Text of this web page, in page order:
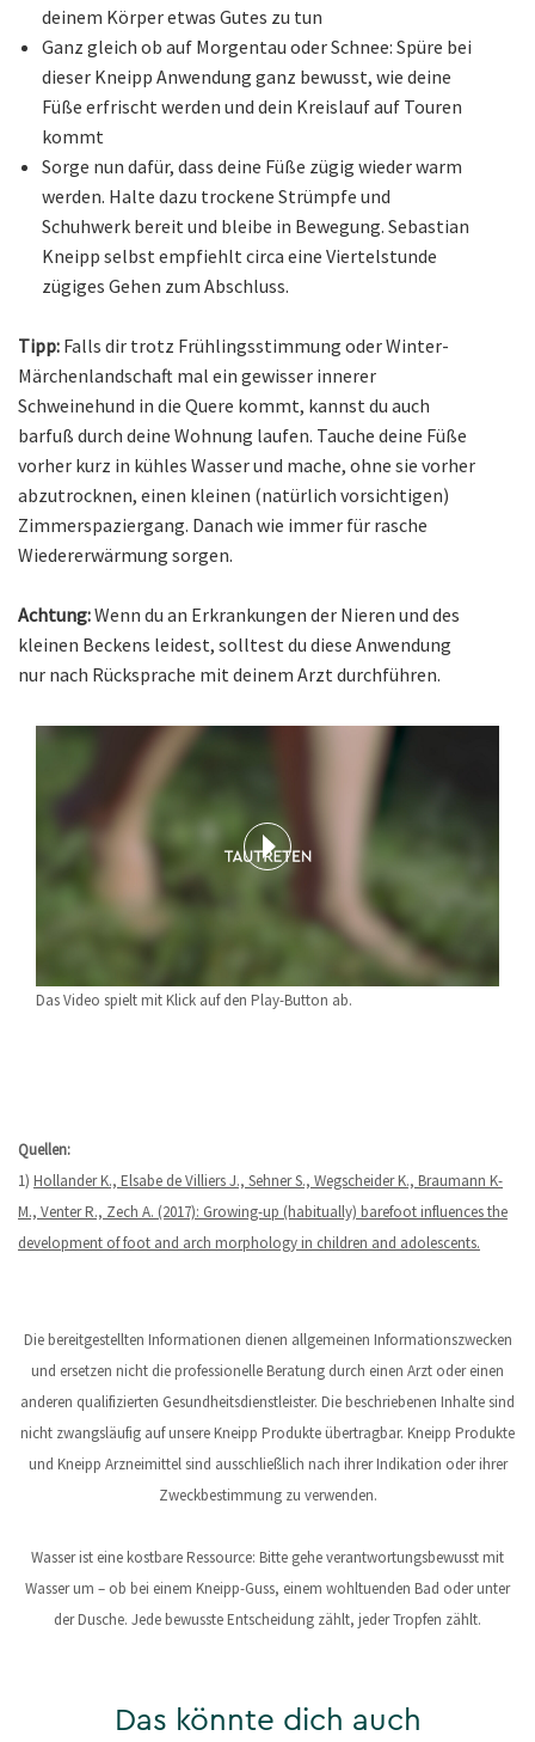
Das Video spielt mit Klick auf den Play-Button ab.
deinem Körper etwas Gutes zu tun
Ganz gleich ob auf Morgentau oder Schnee: Spüre bei
dieser Kneipp Anwendung ganz bewusst, wie deine
Füße erfrischt werden und dein Kreislauf auf Touren
kommt
Sorge nun dafür, dass deine Füße zügig wieder warm
werden. Halte dazu trockene Strümpfe und
Schuhwerk bereit und bleibe in Bewegung. Sebastian
Kneipp selbst empfiehlt circa eine Viertelstunde
zügiges Gehen zum Abschluss.
Tipp: Falls dir trotz Frühlingsstimmung oder Winter-
Märchenlandschaft mal ein gewisser innerer
Schweinehund in die Quere kommt, kannst du auch
barfuß durch deine Wohnung laufen. Tauche deine Füße
vorher kurz in kühles Wasser und mache, ohne sie vorher
abzutrocknen, einen kleinen (natürlich vorsichtigen)
Zimmerspaziergang. Danach wie immer für rasche
Wiedererwärmung sorgen.
Achtung:Wenn du an Erkrankungen der Nieren und des
kleinen Beckens leidest, solltest du diese Anwendung
nur nach Rücksprache mit deinem Arzt durchführen.
Quellen:
1) Hollander K., Elsabe de Villiers J., Sehner S., Wegscheider K., Braumann K-
M., Venter R., Zech A. (2017): Growing-up (habitually) barefoot influences the
development of foot and arch morphology in children and adolescents.
Die bereitgestellten Informationen dienen allgemeinen Informationszwecken
und ersetzen nicht die professionelle Beratung durch einen Arzt oder einen
anderen qualifizierten Gesundheitsdienstleister. Die beschriebenen Inhalte sind
nicht zwangsläufig auf unsere Kneipp Produkte übertragbar. Kneipp Produkte
und Kneipp Arzneimittel sind ausschließlich nach ihrer Indikation oder ihrer
Zweckbestimmung zu verwenden.
Wasser ist eine kostbare Ressource: Bitte gehe verantwortungsbewusst mit
Wasser um – ob bei einem Kneipp-Guss, einem wohltuenden Bad oder unter
der Dusche. Jede bewusste Entscheidung zählt, jeder Tropfen zählt.
Das könnte dich auch